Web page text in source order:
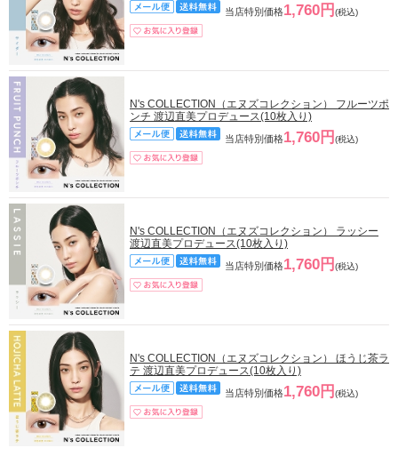
当店特別価格1,760円 (税込)
N's COLLECTION（エヌズコレクション） フルーツポ
ンチ 渡辺直美プロデュース(10枚入り)
当店特別価格1,760円 (税込)
N's COLLECTION（エヌズコレクション） ラッシー
渡辺直美プロデュース(10枚入り)
当店特別価格1,760円 (税込)
N's COLLECTION（エヌズコレクション） ほうじ茶ラ
テ 渡辺直美プロデュース(10枚入り)
当店特別価格1,760円 (税込)